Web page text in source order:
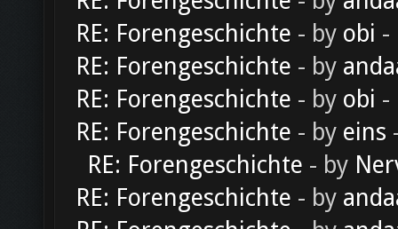
RE: Forengeschichte - by obi -
RE: Forengeschichte - by
RE: Forengeschichte - by obi -
RE: Forengeschichte - by eins
RE: Forengeschichte - by
RE: Forengeschichte - by